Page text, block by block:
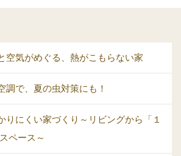
空気がめぐる、熱がこもらない家
調で、夏の虫対策にも！
りにくい家づくり～リビングから「１
ペース～